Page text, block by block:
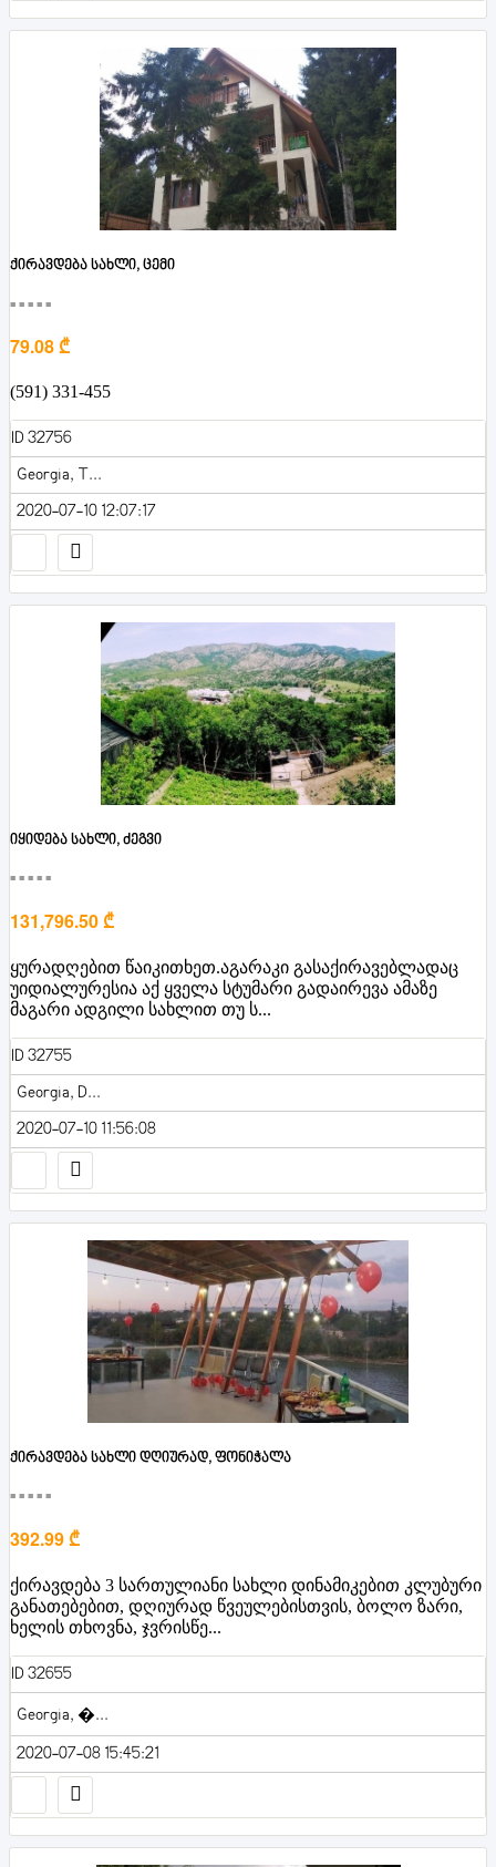
ქირავდება სახლი, ცემი
■■■■■
79.08 ₾
(591) 331-455
ID 32756
Georgia, T...
2020-07-10 12:07:17
იყიდება სახლი, ძეგვი
■■■■■
131,796.50 ₾
ყურადღებით წაიკითხეთ.აგარაკი გასაქირავებლადაც
უიდიალურესია აქ ყველა სტუმარი გადაირევა ამაზე
მაგარი ადგილი სახლით თუ ს...
ID 32755
Georgia, D...
2020-07-10 11:56:08
ქირავდება სახლი დღიურად, ფონიჭალა
■■■■■
392.99 ₾
ქირავდება 3 სართულიანი სახლი დინამიკებით კლუბური
განათებებით, დღიურად წვეულებისთვის, ბოლო ზარი,
ხელის თხოვნა, ჯვრისწე...
ID 32655
Georgia, �...
2020-07-08 15:45:21